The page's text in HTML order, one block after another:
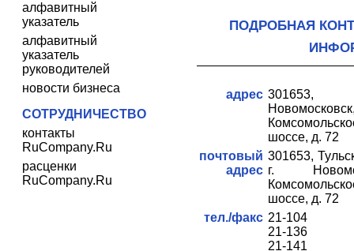
алфавитный
указатель
алфавитный
указатель
руководителей
новости бизнеса
СОТРУДНИЧЕСТВО
контакты
RuCompany.Ru
расценки
RuCompany.Ru
ПОДРОБНАЯ
адрес 301653,
шоссе, д. 72
почтовый
адрес
301653,
г.
шоссе, д. 72
тел./факс 21-104
21-136
21-141